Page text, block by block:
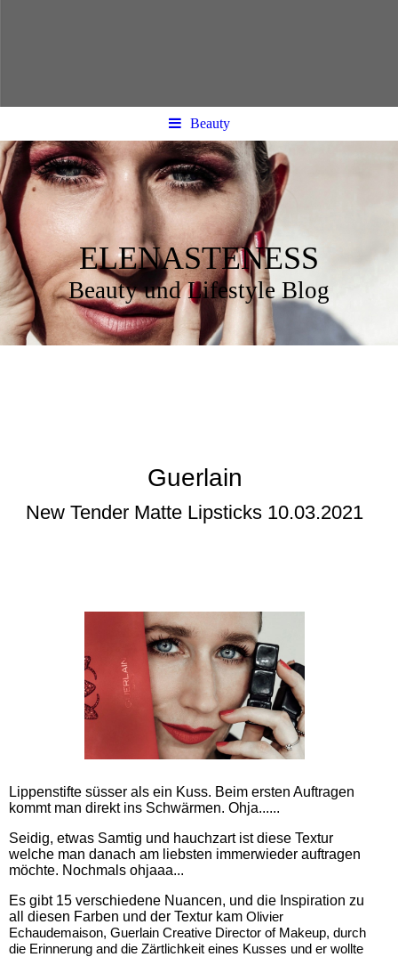
Beauty
ELENASTENESS
Beauty und Lifestyle Blog
Guerlain
New Tender Matte Lipsticks 10.03.2021
Lippenstifte süsser als ein Kuss. Beim ersten Auftragen
kommt man direkt ins Schwärmen. Ohja......
Seidig, etwas Samtig und hauchzart ist diese Textur
welche man danach am liebsten immerwieder auftragen
möchte. Nochmals ohjaaa...
Es gibt 15 verschiedene Nuancen, und die Inspiration zu
all diesen Farben und der Textur kam Olivier
Echaudemaison, Guerlain Creative Director of Makeup, durch
die Erinnerung and die Zärtlichkeit eines Kusses und er wollte